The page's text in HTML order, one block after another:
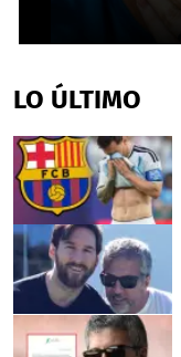
of
2
50
seconds
LO ÚLTIMO